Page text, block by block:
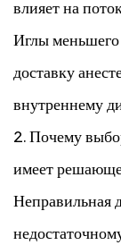
влияет на
Иглы меньшего
доставку
внутреннему
2. Почему
имеет
Неправильная